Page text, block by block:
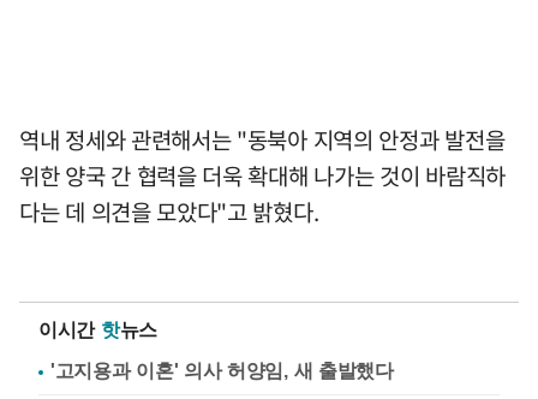
역내 정세와 관련해서는 "동북아 지역의 안정과 발전을
위한 양국 간 협력을 더욱 확대해 나가는 것이 바람직하
다는 데 의견을 모았다"고 밝혔다.
이시간 핫뉴스
'고지용과 이혼' 의사 허양임, 새 출발했다